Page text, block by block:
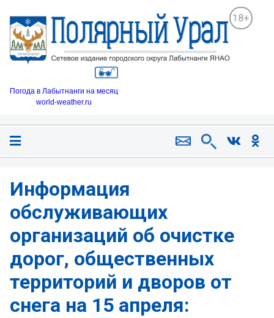
18+
Погода в Лабытнанги на месяц
world-weather.ru
Информация
обслуживающих
организаций об очистке
дорог, общественных
территорий и дворов от
снега на 15 апреля: